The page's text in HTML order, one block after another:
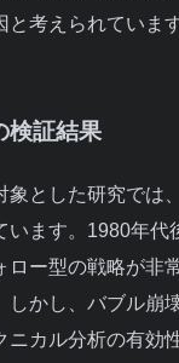
考えられています
検証結果
象とした研究では
います。1980年代
ロー型の戦略が非
しかし、バブル崩
ニカル分析の有効